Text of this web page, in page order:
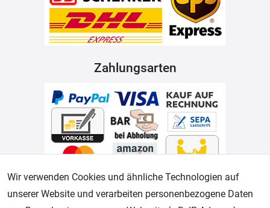
Zahlungsarten
Geprüfter Shop
Wir verwenden Cookies und ähnliche Technologien auf
unserer Website und verarbeiten personenbezogene Daten